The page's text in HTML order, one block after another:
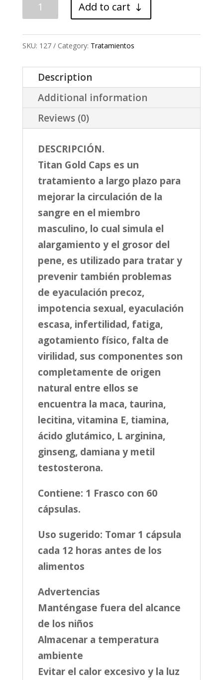
Gel
Gold
Ahora
En
Cápsulas
Suplemento
Sexual
Masculino
quantity
Add to cart
SKU: 127 Category: Tratamientos
Description
Additional information
Reviews (0)
DESCRIPCIÓN.
Titan Gold Caps es un
tratamiento a largo plazo para
mejorar la circulación de la
sangre en el miembro
masculino, lo cual simula el
alargamiento y el grosor del
pene, es utilizado para tratar y
prevenir también problemas
de eyaculación precoz,
impotencia sexual, eyaculación
escasa, infertilidad, fatiga,
agotamiento físico, falta de
virilidad, sus componentes son
completamente de origen
natural entre ellos se
encuentra la maca, taurina,
lecitina, vitamina E, tiamina,
ácido glutámico, L arginina,
ginseng, damiana y metil
testosterona.
Contiene: 1 Frasco con 60
cápsulas.
Uso sugerido: Tomar 1 cápsula
cada 12 horas antes de los
alimentos
Advertencias
Manténgase fuera del alcance
de los niños
Almacenar a temperatura
ambiente
Evitar el calor excesivo y la luz